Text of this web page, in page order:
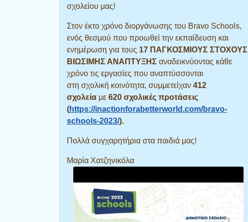
σχολείου μας!
Στον έκτο χρόνο διοργάνωσης του Bravo Schools,
ενός θεσμού που προωθεί την εκπαίδευση και
ενημέρωση για τους 17 ΠΑΓΚΟΣΜΙΟΥΣ ΣΤΟΧΟΥΣ
ΒΙΩΣΙΜΗΣ ΑΝΑΠΤΥΞΗΣ αναδεικνύοντας κάθε
χρόνο τις εργασίες που αναπτύσσονται
στη σχολική κοινότητα, συμμετείχαν 412
σχολεία με 620 σχολικές προτάσεις
(https://inactionforabetterworld.com/bravo-
schools-2023/).
Πολλά συγχαρητήρια στα παιδιά μας!
Μαρία Χατζηνικόλα